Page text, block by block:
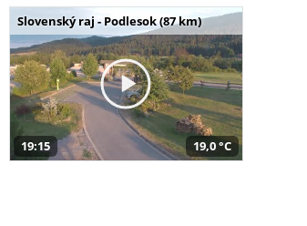
Slovenský raj - Podlesok (87 km)
19:15 19,0 °C